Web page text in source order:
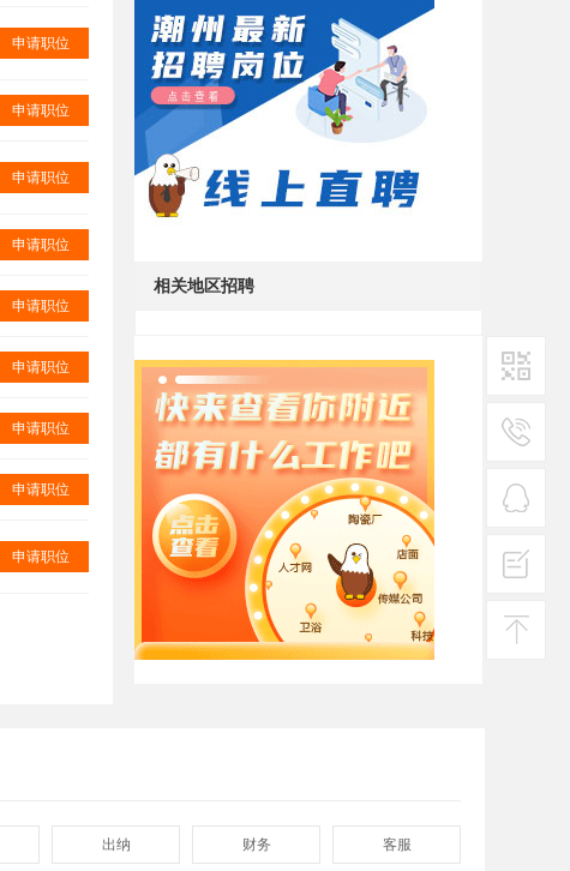
申请职位
申请职位
申请职位
申请职位
申请职位
申请职位
申请职位
申请职位
申请职位
相关地区招聘
出纳 财务 客服
二维码1
热线
客服
建议